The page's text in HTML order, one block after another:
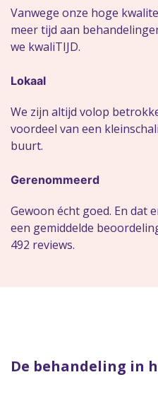
Vanwege onze hoge
meer tijd aan
we kwaliTIJD.
Lokaal
We zijn altijd volop
voordeel van een
buurt.
Gerenommeerd
Gewoon écht goed. En dat
een gemiddelde
492 reviews.
De behandeling in